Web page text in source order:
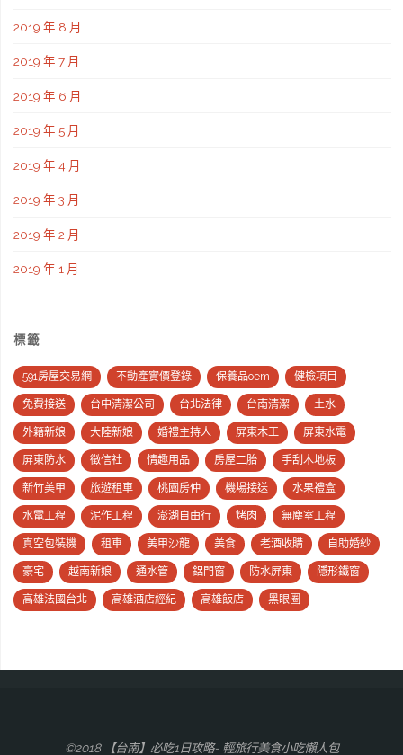
2019 年 8 月
2019 年 7 月
2019 年 6 月
2019 年 5 月
2019 年 4 月
2019 年 3 月
2019 年 2 月
2019 年 1 月
標籤
591房屋交易網 不動產實價登錄 保養品oem 健檢項目
免費接送 台中清潔公司 台北法律 台南清潔 土水
外籍新娘 大陸新娘 婚禮主持人 屏東木工 屏東水電
屏東防水 徵信社 情趣用品 房屋二胎 手刮木地板
新竹美甲 旅遊租車 桃園房仲 機場接送 水果禮盒
水電工程 泥作工程 澎湖自由行 烤肉 無塵室工程
真空包裝機 租車 美甲沙龍 美食 老酒收購 自助婚紗
豪宅 越南新娘 通水管 鋁門窗 防水屏東 隱形鐵窗
高雄法國台北 高雄酒店經紀 高雄飯店 黑眼圈
©2018 【台南】必吃1日攻略- 輕旅行美食小吃懶人包